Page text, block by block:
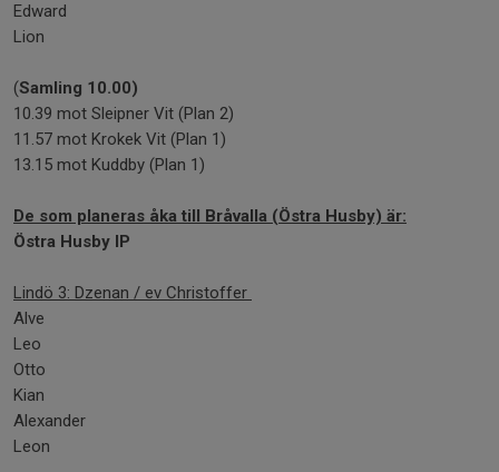
Edward
Lion
(Samling 10.00)
10.39 mot Sleipner Vit (Plan 2)
11.57 mot Krokek Vit (Plan 1)
13.15 mot Kuddby (Plan 1)
De som planeras åka till Bråvalla (Östra Husby) är:
Östra Husby IP
Lindö 3: Dzenan / ev Christoffer
Alve
Leo
Otto
Kian
Alexander
Leon